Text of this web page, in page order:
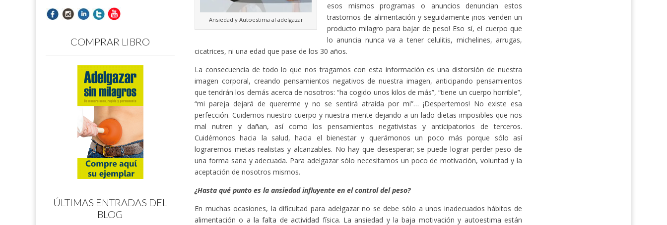
Ansiedad y Autoestima al adelgazar
esos mismos programas o anuncios denuncian estos
trastornos de alimentación y seguidamente ¡nos venden un
producto milagro para bajar de peso! Eso sí, el cuerpo que
lo anuncia nunca va a tener celulitis, michelines, arrugas,
cicatrices, ni una edad que pase de los 30 años.
La consecuencia de todo lo que nos tragamos con esta información es una distorsión de nuestra
imagen corporal, creando pensamientos negativos de nuestra imagen, anticipando pensamientos
que tendrán los demás acerca de nosotros: “ha cogido unos kilos de más”, “tiene un cuerpo horrible”,
“mi pareja dejará de quererme y no se sentirá atraída por mi”… ¡Despertemos! No existe esa
perfección. Cuidemos nuestro cuerpo y nuestra mente dejando a un lado dietas imposibles que nos
mal nutren y dañan, así como los pensamientos negativistas y anticipatorios de terceros.
Cuidémonos hacia la salud, hacia el bienestar y querámonos un poco más porque sólo así
lograremos metas realistas y alcanzables. No hay que desesperar; se puede lograr perder peso de
una forma sana y adecuada. Para adelgazar sólo necesitamos un poco de motivación, voluntad y la
aceptación de nosotros mismos.
¿Hasta qué punto es la ansiedad influyente en el control del peso?
En muchas ocasiones, la dificultad para adelgazar no se debe sólo a unos inadecuados hábitos de
alimentación o a la falta de actividad física. La ansiedad y la baja motivación y autoestima están
COMPRAR LIBRO
ÚLTIMAS ENTRADAS DEL
BLOG